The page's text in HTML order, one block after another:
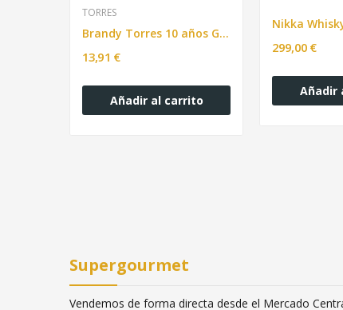
TORRES
Brandy Torres 10 años G.Rva bot.70 cl
13,91 €
Añadir al carrito
299,00 €
Añadir
Supergourmet
Vendemos de forma directa desde el Mercado